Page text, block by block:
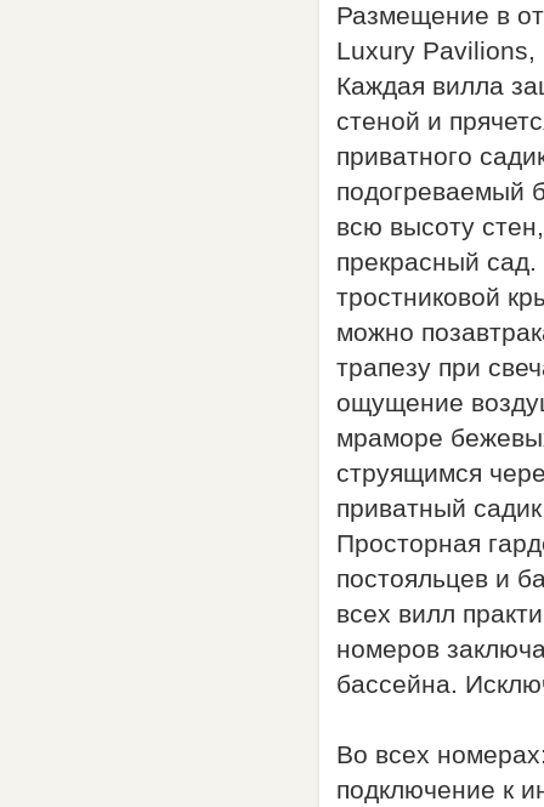
Размещение в
Luxury Pavilions,
Каждая вилла
стеной и
приватного
подогреваемый
всю высоту
прекрасный
тростниковой
можно
трапезу при
ощущение
мраморе
струящимся
приватный
Просторная
постояльцев и
всех вилл
номеров
бассейна.
Во всех
подключение к